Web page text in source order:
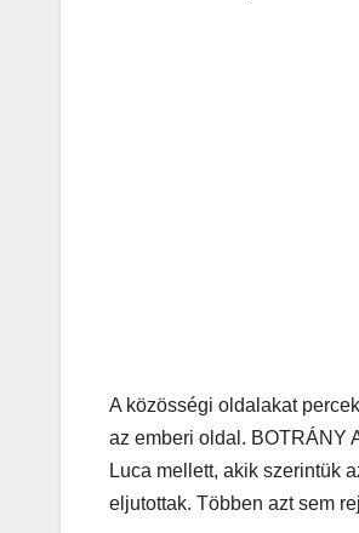
A közösségi oldalakat
az emberi oldal. BOTRÁNY
Luca mellett, akik szerintük
eljutottak. Többen azt sem